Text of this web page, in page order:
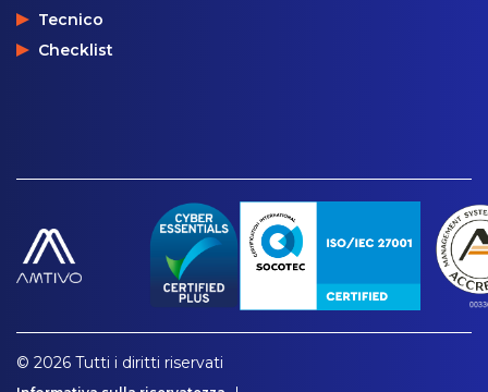
Tecnico
Checklist
© 2026 Tutti i diritti riservati